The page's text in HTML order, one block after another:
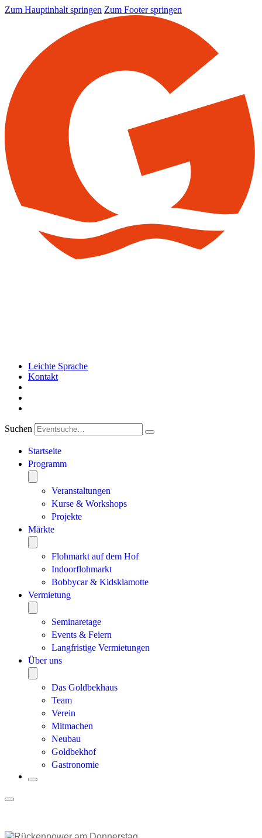
Zum Hauptinhalt springen Zum Footer springen
Leichte Sprache
Kontakt
Suchen
Startseite
Programm
Veranstaltungen
Kurse & Workshops
Projekte
Märkte
Flohmarkt auf dem Hof
Indoorflohmarkt
Bobbycar & Kidsklamotte
Vermietung
Seminaretage
Events & Feiern
Langfristige Vermietungen
Über uns
Das Goldbekhaus
Team
Verein
Mitmachen
Neubau
Goldbekhof
Gastronomie